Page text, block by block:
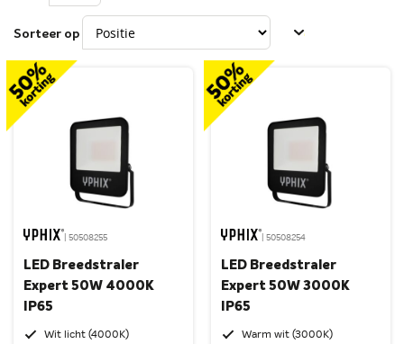
Sorteer op
| 50508255
LED Breedstraler
Expert 50W 4000K
IP65
Wit licht (4000K)
| 50508254
LED Breedstraler
Expert 50W 3000K
IP65
Warm wit (3000K)